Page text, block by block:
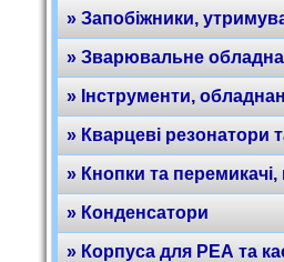
» Запобіжники,
» Зварювальне
» Інструменти,
» Кварцеві резонатори
» Кнопки та перемикачі,
» Конденсатори
» Корпуса для РЕА та